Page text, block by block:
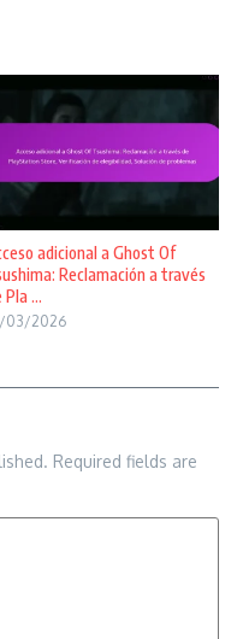
adicional a Ghost Of
Reclamación a través
Pla ...
03/2026
Required fields are